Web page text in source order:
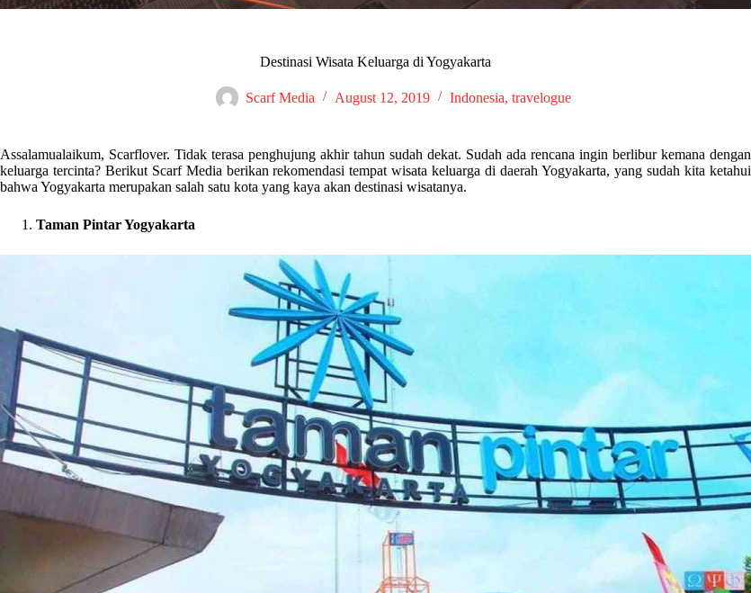
Destinasi Wisata Keluarga di Yogyakarta
Scarf Media August 12, 2019 Indonesia, travelogue
Assalamualaikum, Scarflover. Tidak terasa penghujung akhir tahun sudah dekat. Sudah ada rencana ingin berlibur kemana dengan
keluarga tercinta? Berikut Scarf Media berikan rekomendasi tempat wisata keluarga di daerah Yogyakarta, yang sudah kita ketahui
bahwa Yogyakarta merupakan salah satu kota yang kaya akan destinasi wisatanya.
Taman Pintar Yogyakarta